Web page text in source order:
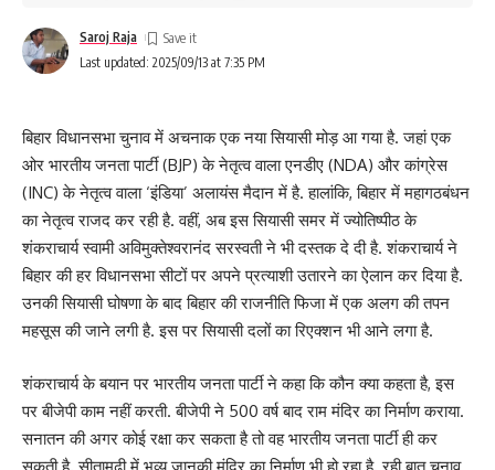
Last updated: 2025/09/13 at 7:35 PM
Saroj Raja
बिहार विधानसभा चुनाव में अचनाक एक नया सियासी मोड़ आ गया है. जहां एक
ओर भारतीय जनता पार्टी (BJP) के नेतृत्व वाला एनडीए (NDA) और कांग्रेस
(INC) के नेतृत्व वाला ‘इंडिया’ अलायंस मैदान में है. हालांकि, बिहार में महागठबंधन
का नेतृत्व राजद कर रही है. वहीं, अब इस सियासी समर में ज्योतिष्पीठ के
शंकराचार्य स्वामी अविमुक्तेश्वरानंद सरस्वती ने भी दस्तक दे दी है. शंकराचार्य ने
बिहार की हर विधानसभा सीटों पर अपने प्रत्याशी उतारने का ऐलान कर दिया है.
उनकी सियासी घोषणा के बाद बिहार की राजनीति फिजा में एक अलग की तपन
महसूस की जाने लगी है. इस पर सियासी दलों का रिएक्शन भी आने लगा है.
शंकराचार्य के बयान पर भारतीय जनता पार्टी ने कहा कि कौन क्या कहता है, इस
पर बीजेपी काम नहीं करती. बीजेपी ने 500 वर्ष बाद राम मंदिर का निर्माण कराया.
सनातन की अगर कोई रक्षा कर सकता है तो वह भारतीय जनता पार्टी ही कर
सकती है. सीतामढ़ी में भव्य जानकी मंदिर का निर्माण भी हो रहा है. रही बात चुनाव